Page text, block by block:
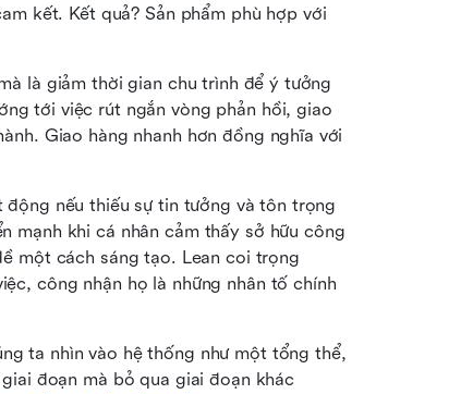
kết. Kết quả? Sản phẩm phù hợp với
là giảm thời gian chu trình để ý tưởng
tới việc rút ngắn vòng phản hồi, giao
Giao hàng nhanh hơn đồng nghĩa với
động nếu thiếu sự tin tưởng và tôn trọng
mạnh khi cá nhân cảm thấy sở hữu công
một cách sáng tạo. Lean coi trọng
công nhận họ là những nhân tố chính
ta nhìn vào hệ thống như một tổng thể,
đoạn mà bỏ qua giai đoạn khác